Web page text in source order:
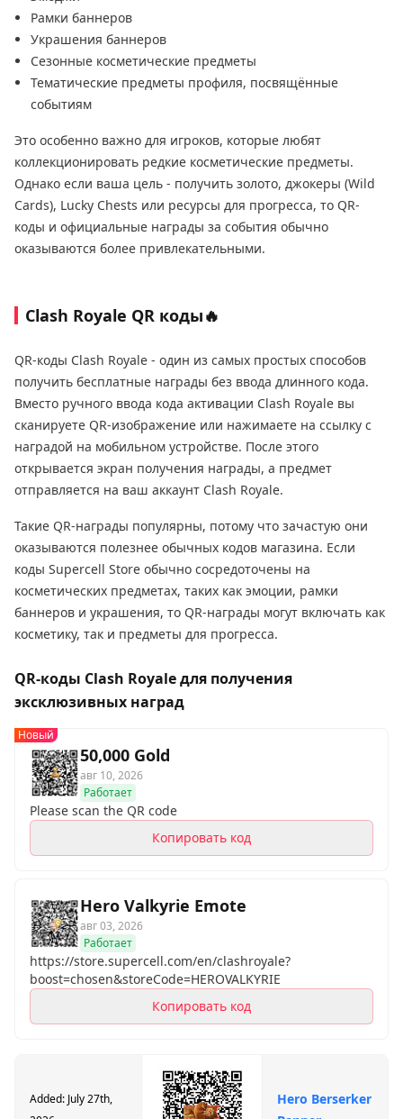
Рамки баннеров
Украшения баннеров
Сезонные косметические предметы
Тематические предметы профиля, посвящённые
событиям
Это особенно важно для игроков, которые любят
коллекционировать редкие косметические предметы.
Однако если ваша цель - получить золото, джокеры (Wild
Cards), Lucky Chests или ресурсы для прогресса, то QR-
коды и официальные награды за события обычно
оказываются более привлекательными.
Clash Royale QR коды🔥
QR-коды Clash Royale - один из самых простых способов
получить бесплатные награды без ввода длинного кода.
Вместо ручного ввода кода активации Clash Royale вы
сканируете QR-изображение или нажимаете на ссылку с
наградой на мобильном устройстве. После этого
открывается экран получения награды, а предмет
отправляется на ваш аккаунт Clash Royale.
Такие QR-награды популярны, потому что зачастую они
оказываются полезнее обычных кодов магазина. Если
коды Supercell Store обычно сосредоточены на
косметических предметах, таких как эмоции, рамки
баннеров и украшения, то QR-награды могут включать как
косметику, так и предметы для прогресса.
QR-коды Clash Royale для получения
эксклюзивных наград
50,000 Gold
авг 10, 2026
Работает
Please scan the QR code
Копировать код
Новый
Hero Valkyrie Emote
авг 03, 2026
Работает
https://store.supercell.com/en/clashroyale?
boost=chosen&storeCode=HEROVALKYRIE
Копировать код
Added: July 27th,
Hero Berserker